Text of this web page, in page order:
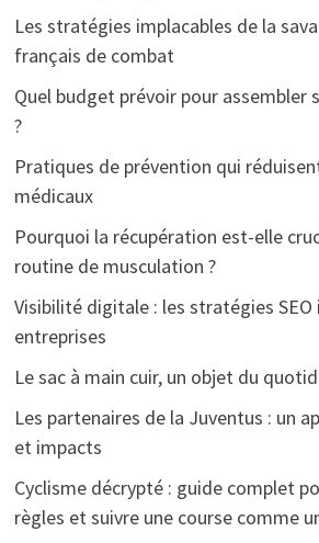
Les stratégies implacables de la
français de combat
Quel budget prévoir pour assembler
?
Pratiques de prévention qui
médicaux
Pourquoi la récupération est-elle
routine de musculation ?
Visibilité digitale : les stratégies SEO
entreprises
Le sac à main cuir, un objet du
Les partenaires de la Juventus : un
et impacts
Cyclisme décrypté : guide complet
règles et suivre une course comme